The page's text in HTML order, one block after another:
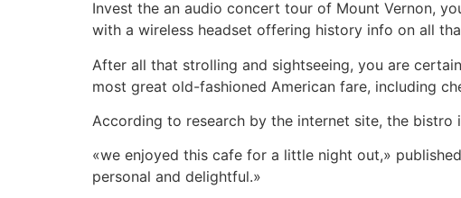
Invest the an audio concert tour of Mount Vernon,
with a wireless headset offering history info on all
After all that strolling and sightseeing, you are
most great old-fashioned American fare, including
According to research by the internet site, the bistro
«we enjoyed this cafe for a little night out,»
personal and delightful.»